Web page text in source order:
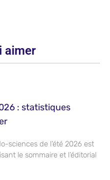
aimer
: statistiques
sciences de l’été 2026 est
le sommaire et l’éditorial